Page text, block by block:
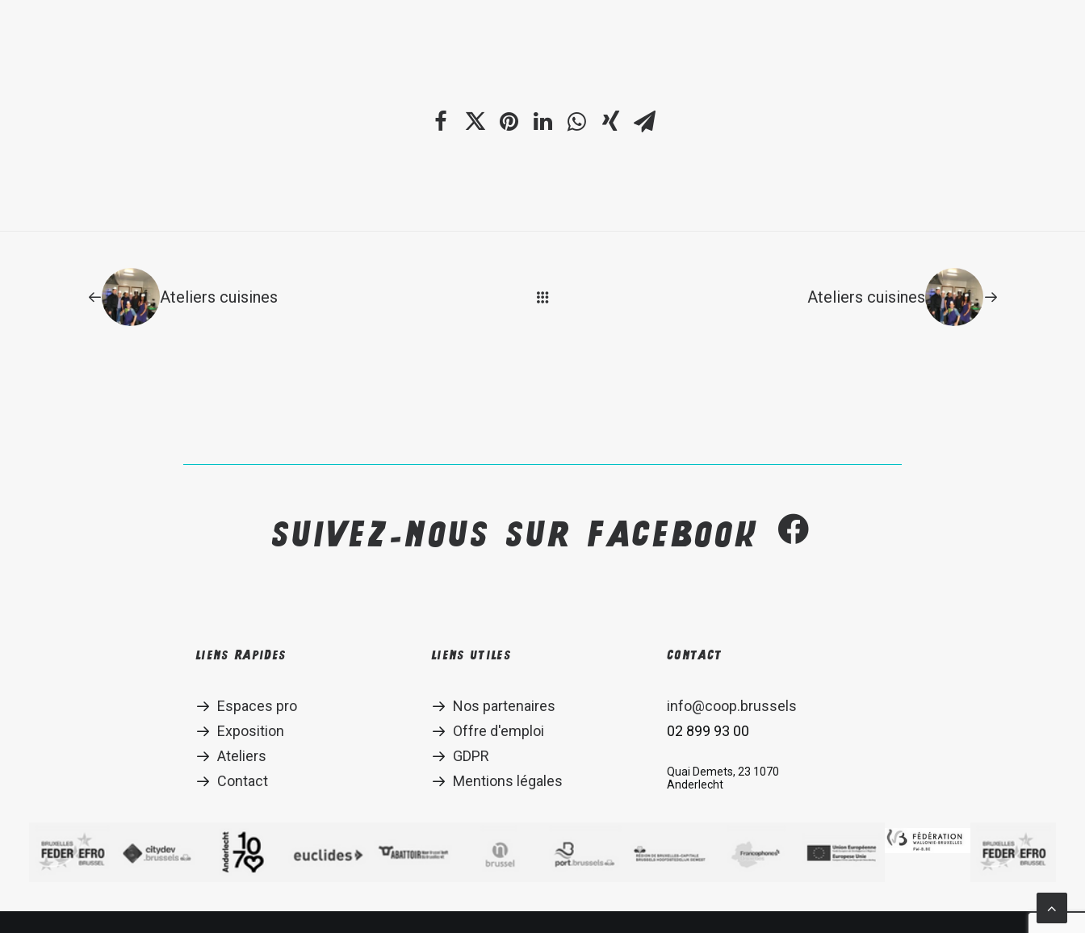
Ateliers cuisines Ateliers cuisines
Suivez-nous sur Facebook
Liens rapides
Espaces pro
Exposition
Ateliers
Contact
Liens utiles
Nos partenaires
Offre d'emploi
GDPR
Mentions légales
Contact
info@coop.brussels
02 899 93 00
Quai Demets, 23 1070
Anderlecht